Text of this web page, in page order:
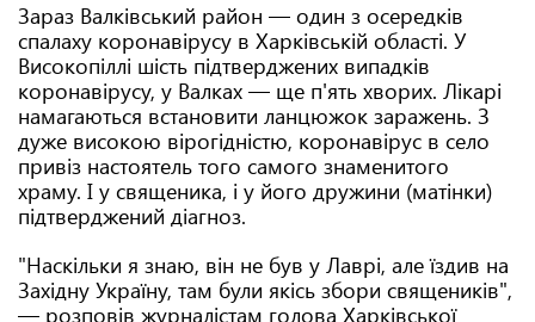
Зараз Валківський район — один з осередків
спалаху коронавірусу в Харківській області. У
Високопіллі шість підтверджених випадків
коронавірусу, у Валках — ще п'ять хворих. Лікарі
намагаються встановити ланцюжок заражень. З
дуже високою вірогідністю, коронавірус в село
привіз настоятель того самого знаменитого
храму. І у священика, і у його дружини (матінки)
підтверджений діагноз.
"Наскільки я знаю, він не був у Лаврі, але їздив на
Західну Україну, там були якісь збори священиків",
— розповів журналістам голова Харківської